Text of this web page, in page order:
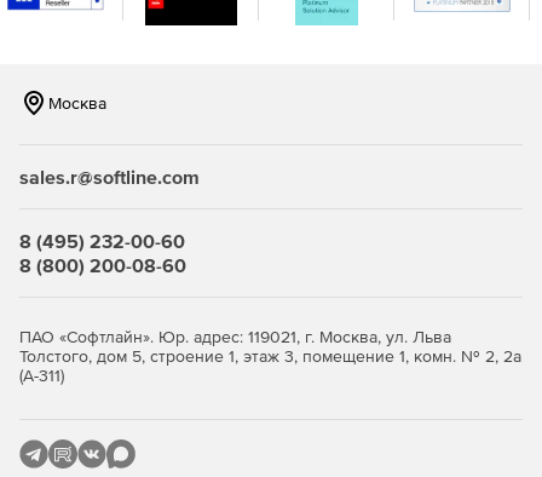
Москва
sales.r@softline.com
8 (495) 232-00-60
8 (800) 200-08-60
ПАО «Софтлайн». Юр. адрес: 119021, г. Москва, ул. Льва
Толстого, дом 5, строение 1, этаж 3, помещение 1, комн. № 2, 2а
(А-311)